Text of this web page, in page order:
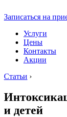
Записаться на
Услуги
Цены
Контакты
Акции
Статьи ›
и детей